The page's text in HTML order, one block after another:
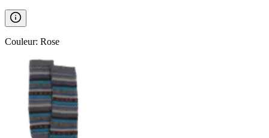
Couleur: Rose